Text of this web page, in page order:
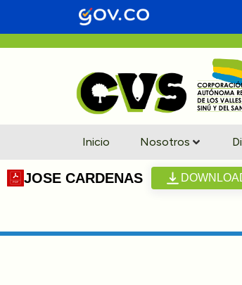
Inicio Nosotros
JOSE CARDENAS